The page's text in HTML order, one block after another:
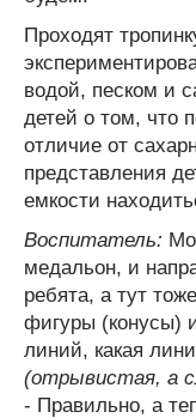
Проходят
водой, песком и
детей о том, что
отличие от
представления
емкости
Воспитатель:
медальон, и
ребята, а тут
фигуры (конусы)
линий, какая
(отрывистая, а
- Правильно, а